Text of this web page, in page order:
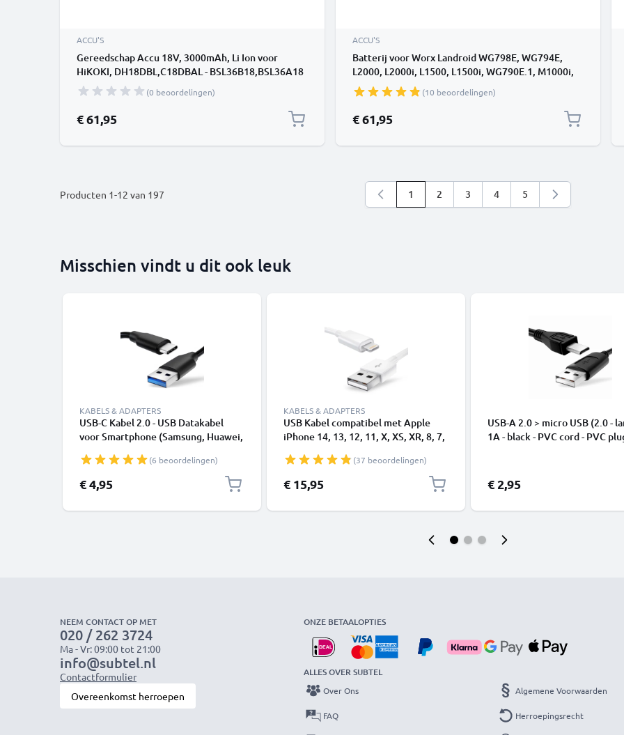
ACCU'S
Gereedschap Accu 18V, 3000mAh, Li Ion voor
HiKOKI, DH18DBL,C18DBAL - BSL36B18,BSL36A18
Vervangende batterij(0 beoordelingen)
€ 61,95
ACCU'S
Batterij voor Worx Landroid WG798E, WG794E,
L2000, L2000i, L1500, L1500i, WG790E.1, M1000i,
WR113MI, WG792E.1, WA3225 28.0v 2500mAh Li
Ion van CELLONIC
(10 beoordelingen)
€ 61,95
Producten 1-12 van 197 U lees momenteel pagina
1 Pagina
2 Pagina
3 Pagina
4 Pagina
5
Misschien vindt u dit ook leuk
KABELS & ADAPTERS
USB-C Kabel 2.0 - USB Datakabel
voor Smartphone (Samsung, Huawei,
Panasonic Lumix, Sony, GoPro) -
1,0m 3A Oplaadkabel USB C Stekker
(6 beoordelingen)
€ 4,95
KABELS & ADAPTERS
USB Kabel compatibel met Apple
iPhone 14, 13, 12, 11, X, XS, XR, 8, 7,
(37 beoordelingen)
€ 15,95
USB-A 2.0 > micro USB (2.0 -
1A - black - PVC cord - PVC
€ 2,95
NEEM CONTACT OP MET
020 / 262 3724
Ma - Vr: 09:00 tot 21:00
info@subtel.nl
Contactformulier
Overeenkomst herroepen
ONZE BETAALOPTIES
ALLES OVER SUBTEL
Over Ons
FAQ
Algemene Voorwaarden
Herroepingsrecht